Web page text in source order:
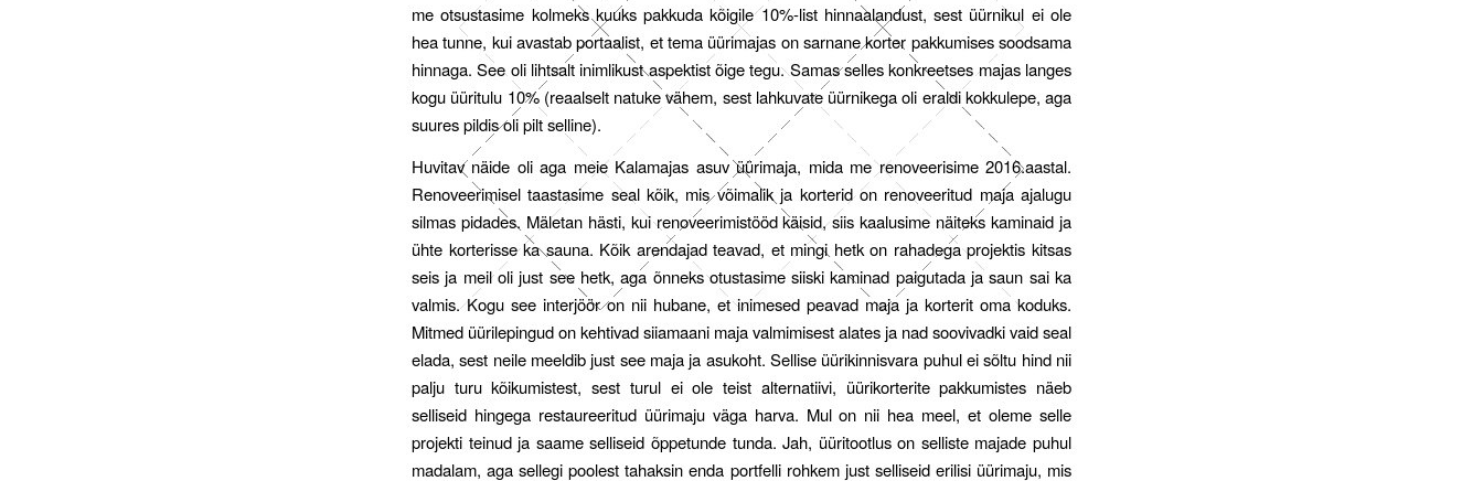
me otsustasime kolmeks kuuks pakkuda kõigile 10%-list hinnaalandust, sest üürnikul ei ole
hea tunne, kui avastab portaalist, et tema üürimajas on sarnane korter pakkumises soodsama
hinnaga. See oli lihtsalt inimlikust aspektist õige tegu. Samas selles konkreetses majas langes
kogu üüritulu 10% (reaalselt natuke vähem, sest lahkuvate üürnikega oli eraldi kokkulepe, aga
suures pildis oli pilt selline).
Huvitav näide oli aga meie Kalamajas asuv üürimaja, mida me renoveerisime 2016.aastal.
Renoveerimisel taastasime seal kõik, mis võimalik ja korterid on renoveeritud maja ajalugu
silmas pidades. Mäletan hästi, kui renoveerimistööd käisid, siis kaalusime näiteks kaminaid ja
ühte korterisse ka sauna. Kõik arendajad teavad, et mingi hetk on rahadega projektis kitsas
seis ja meil oli just see hetk, aga õnneks otustasime siiski kaminad paigutada ja saun sai ka
valmis. Kogu see interjöör on nii hubane, et inimesed peavad maja ja korterit oma koduks.
Mitmed üürilepingud on kehtivad siiamaani maja valmimisest alates ja nad soovivadki vaid seal
elada, sest neile meeldib just see maja ja asukoht. Sellise üürikinnisvara puhul ei sõltu hind nii
palju turu kõikumistest, sest turul ei ole teist alternatiivi, üürikorterite pakkumistes näeb
selliseid hingega restaureeritud üürimaju väga harva. Mul on nii hea meel, et oleme selle
projekti teinud ja saame selliseid õppetunde tunda. Jah, üüritootlus on selliste majade puhul
madalam, aga sellegi poolest tahaksin enda portfelli rohkem just selliseid erilisi üürimaju, mis